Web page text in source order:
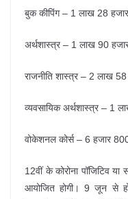
बुक कीपिंग – 1 लाख 28 हजार
अर्थशास्त्र – 1 लाख 90
राजनीति शास्त्र – 2 लाख 58
व्यवसायिक अर्थशास्त्र – 1
वोकेशनल कोर्स – 6 हजार
12वीं के कोरोना पॉजिटिव या
आयोजित होगी। 9 जून से